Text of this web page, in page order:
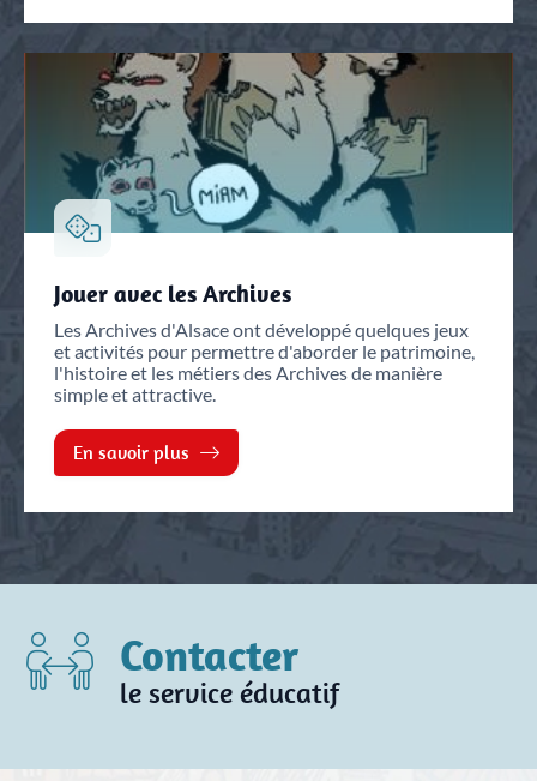
Jouer avec les Archives
Les Archives d'Alsace ont développé quelques jeux
et activités pour permettre d'aborder le patrimoine,
l'histoire et les métiers des Archives de manière
simple et attractive.
En savoir plus
Contacter
le service éducatif